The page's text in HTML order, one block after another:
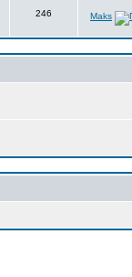
246
Maks